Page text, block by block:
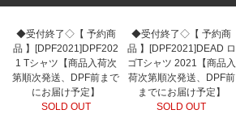
◆受付終了◇【 予約商
品 】[DPF2021]DPF202
1 Tシャツ【商品入荷次
第順次発送、DPF前まで
にお届け予定】
SOLD OUT
◆受付終了◇【 予約商
品 】[DPF2021]DEAD ロ
ゴTシャツ 2021【商品入
荷次第順次発送、DPF前
までにお届け予定】
SOLD OUT